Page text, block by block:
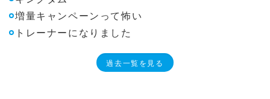
増量キャンペーンって怖い
トレーナーになりました
過去一覧を見る